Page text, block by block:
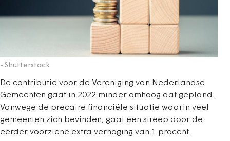
- Shutterstock
De contributie voor de Vereniging van Nederlandse
Gemeenten gaat in 2022 minder omhoog dat gepland.
Vanwege de precaire financiële situatie waarin veel
gemeenten zich bevinden, gaat een streep door de
eerder voorziene extra verhoging van 1 procent.